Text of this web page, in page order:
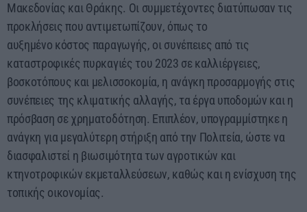
Μακεδονίας και Θράκης. Οι συμμετέχοντες διατύπωσαν τις
προκλήσεις που αντιμετωπίζουν, όπως το
αυξημένο κόστος παραγωγής, οι συνέπειες από τις
καταστροφικές πυρκαγιές του 2023 σε καλλιέργειες,
βοσκοτόπους και μελισσοκομία, η ανάγκη προσαρμογής στις
συνέπειες της κλιματικής αλλαγής, τα έργα υποδομών και η
πρόσβαση σε χρηματοδότηση. Επιπλέον, υπογραμμίστηκε η
ανάγκη για μεγαλύτερη στήριξη από την Πολιτεία, ώστε να
διασφαλιστεί η βιωσιμότητα των αγροτικών και
κτηνοτροφικών εκμεταλλεύσεων, καθώς και η ενίσχυση της
τοπικής οικονομίας.